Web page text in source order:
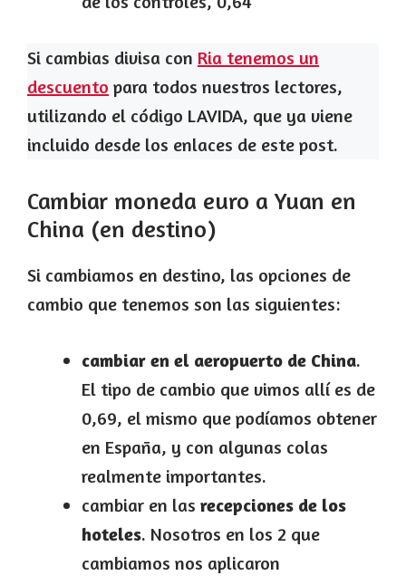
Si cambias divisa con Ria tenemos un
descuento para todos nuestros lectores,
utilizando el código LAVIDA, que ya viene
incluido desde los enlaces de este post.
Cambiar moneda euro a Yuan en
China (en destino)
Si cambiamos en destino, las opciones de
cambio que tenemos son las siguientes:
cambiar en el aeropuerto de China.
El tipo de cambio que vimos allí es de
0,69, el mismo que podíamos obtener
en España, y con algunas colas
realmente importantes.
cambiar en las recepciones de los
hoteles. Nosotros en los 2 que
cambiamos nos aplicaron